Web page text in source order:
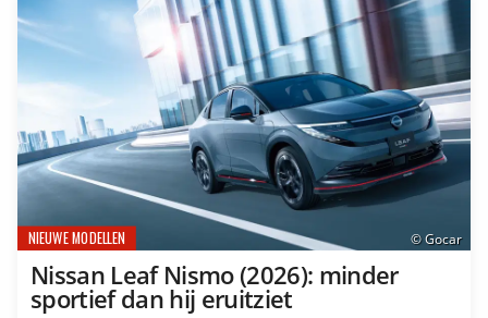
© Gocar
NIEUWE MODELLEN
Nissan Leaf Nismo (2026): minder
sportief dan hij eruitziet